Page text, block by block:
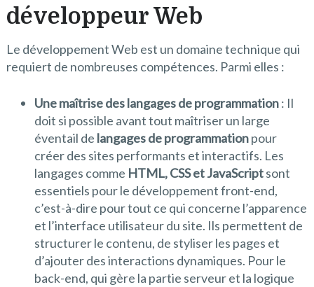
développeur Web
Le développement Web est un domaine technique qui
requiert de nombreuses compétences. Parmi elles :
Une maîtrise des langages de programmation: Il
doit si possible avant tout maîtriser un large
éventail de langages de programmationpour
créer des sites performants et interactifs. Les
langages comme HTML, CSS et JavaScriptsont
essentiels pour le développement front-end,
c’est-à-dire pour tout ce qui concerne l’apparence
et l’interface utilisateur du site. Ils permettent de
structurer le contenu, de styliser les pages et
d’ajouter des interactions dynamiques. Pour le
back-end, qui gère la partie serveur et la logique